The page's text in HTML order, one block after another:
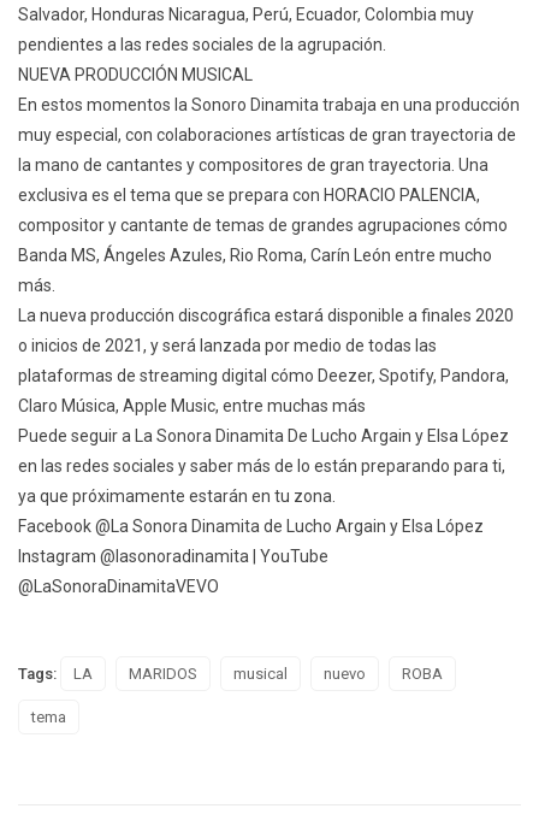
Salvador, Honduras Nicaragua, Perú, Ecuador, Colombia muy
pendientes a las redes sociales de la agrupación.
NUEVA PRODUCCIÓN MUSICAL
En estos momentos la Sonoro Dinamita trabaja en una producción
muy especial, con colaboraciones artísticas de gran trayectoria de
la mano de cantantes y compositores de gran trayectoria. Una
exclusiva es el tema que se prepara con HORACIO PALENCIA,
compositor y cantante de temas de grandes agrupaciones cómo
Banda MS, Ángeles Azules, Rio Roma, Carín León entre mucho
más.
La nueva producción discográfica estará disponible a finales 2020
o inicios de 2021, y será lanzada por medio de todas las
plataformas de streaming digital cómo Deezer, Spotify, Pandora,
Claro Música, Apple Music, entre muchas más
Puede seguir a La Sonora Dinamita De Lucho Argain y Elsa López
en las redes sociales y saber más de lo están preparando para ti,
ya que próximamente estarán en tu zona.
Facebook @La Sonora Dinamita de Lucho Argain y Elsa López
Instagram @lasonoradinamita | YouTube
@LaSonoraDinamitaVEVO
Tags: LA MARIDOS musical nuevo ROBA
tema